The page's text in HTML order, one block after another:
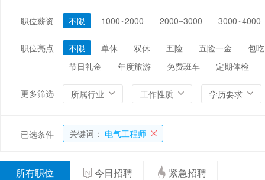
能源/电力/矿产
环保
职位薪资 不限 1000~2000 2000~3000 3000~4000
职位亮点 不限 单休 双休 五险 五险一金
包吃
节日礼金
年度旅游 免费班车 定期体检
更多筛选 所属行业 工作性质 学历要求
已选条件 关键词： 电气工程师
所有职位 今日招聘 紧急招聘